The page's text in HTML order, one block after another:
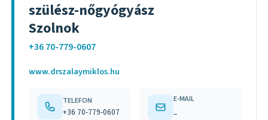
szülész-nőgyógyász
Szolnok
+36 70-779-0607
www.drszalaymiklos.hu
TELEFON
+36 70-779-0607
E-MAIL
–